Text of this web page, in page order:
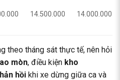
14.500.000 14.000.000
theo tháng sát thực tế, nên hỏi
mòn, điều kiện kho
hồi khi xe dừng giữa ca và